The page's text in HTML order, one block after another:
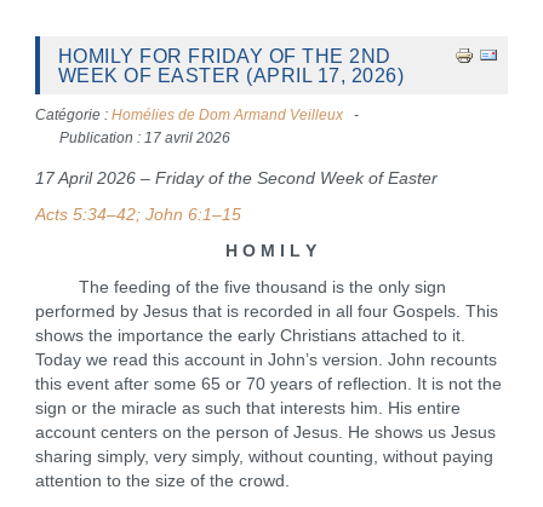
HOMILY FOR FRIDAY OF THE 2ND
WEEK OF EASTER (APRIL 17, 2026)
Catégorie : Homélies de Dom Armand Veilleux
Publication : 17 avril 2026
17 April 2026 – Friday of the Second Week of Easter
Acts 5:34–42; John 6:1–15
H O M I L Y
The feeding of the five thousand is the only sign
performed by Jesus that is recorded in all four Gospels. This
shows the importance the early Christians attached to it.
Today we read this account in John’s version. John recounts
this event after some 65 or 70 years of reflection. It is not the
sign or the miracle as such that interests him. His entire
account centers on the person of Jesus. He shows us Jesus
sharing simply, very simply, without counting, without paying
attention to the size of the crowd.